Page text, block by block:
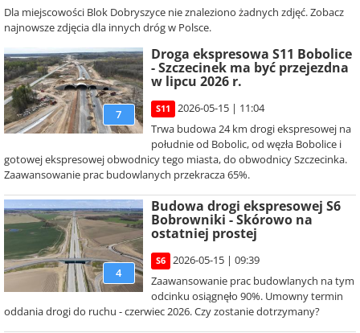
Dla miejscowości Blok Dobryszyce nie znaleziono żadnych zdjęć. Zobacz
najnowsze zdjęcia dla innych dróg w Polsce.
7
Droga ekspresowa S11 Bobolice
- Szczecinek ma być przejezdna
w lipcu 2026 r.
S11
2026-05-15 | 11:04
Trwa budowa 24 km drogi ekspresowej na
południe od Bobolic, od węzła Bobolice i
gotowej ekspresowej obwodnicy tego miasta, do obwodnicy Szczecinka.
Zaawansowanie prac budowlanych przekracza 65%.
4
Budowa drogi ekspresowej S6
Bobrowniki - Skórowo na
ostatniej prostej
S6
2026-05-15 | 09:39
Zaawansowanie prac budowlanych na tym
odcinku osiągnęło 90%. Umowny termin
oddania drogi do ruchu - czerwiec 2026. Czy zostanie dotrzymany?